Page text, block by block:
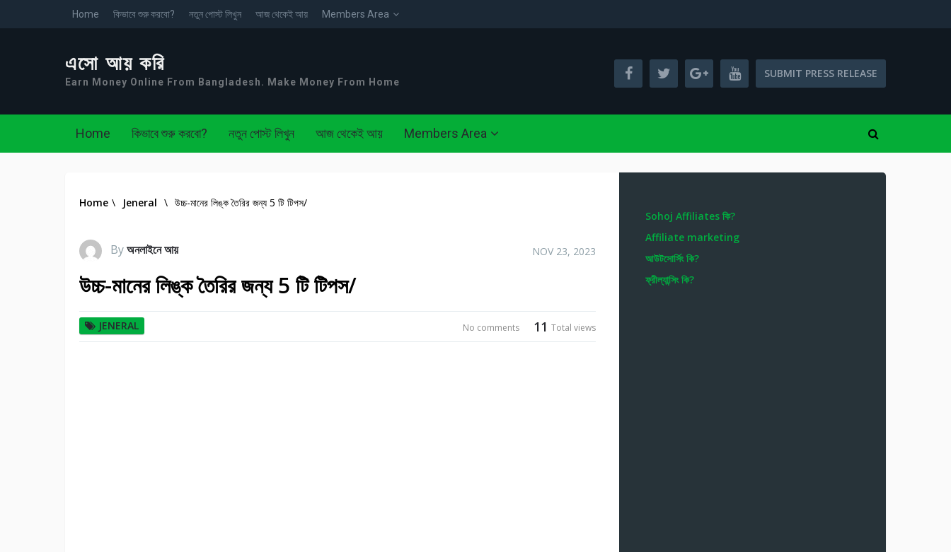
Home কিভাবে শুরু করবো? নতুন পোস্ট লিখুন আজ থেকেই আয় Members Area
এসো আয় করি
Earn Money Online From Bangladesh. Make Money From Home
SUBMIT PRESS RELEASE
Home কিভাবে শুরু করবো? নতুন পোস্ট লিখুন আজ থেকেই আয় Members Area
Home \ Jeneral \ উচ্চ-মানের লিঙ্ক তৈরির জন্য 5 টি টিপস/
Byঅনলাইনে আয় NOV 23, 2023
উচ্চ-মানের লিঙ্ক তৈরির জন্য 5 টি টিপস/
JENERAL 11 Total views
No comments
Sohoj Affiliates কি?
Affiliate marketing
আউটসোর্সিং কি?
ফ্রীল্যান্সিং কি?